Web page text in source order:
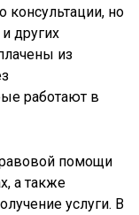
консультации, но
других
из
работают в
помощи
а также
услуги. В